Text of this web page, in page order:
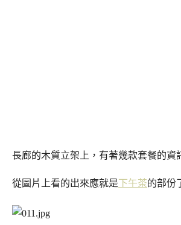
長廊的木質立架上，有著幾款套餐的資
從圖片上看的出來應就是下午茶的部份